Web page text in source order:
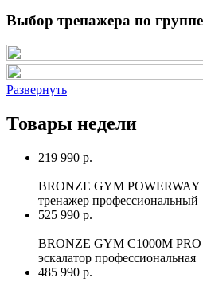
Выбор тренажера по
Развернуть
Товары недели
219 990 р.
BRONZE GYM POWERWAY
тренажер профессиональный
525 990 р.
BRONZE GYM C1000M
эскалатор профессиональная
485 990 р.